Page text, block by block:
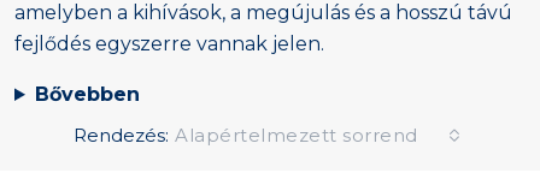
amelyben a kihívások, a megújulás és a hosszú távú
fejlődés egyszerre vannak jelen.
Bővebben
Rendezés: Alapértelmezett sorrend